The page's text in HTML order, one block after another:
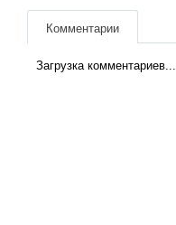
Комментарии
Загрузка комментариев...